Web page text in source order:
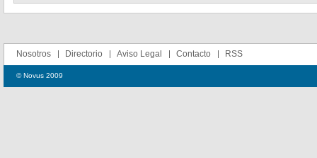
Nosotros Directorio Aviso Legal Contacto RSS
© Novus 2009